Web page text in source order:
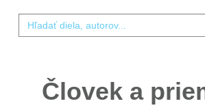
Človek a